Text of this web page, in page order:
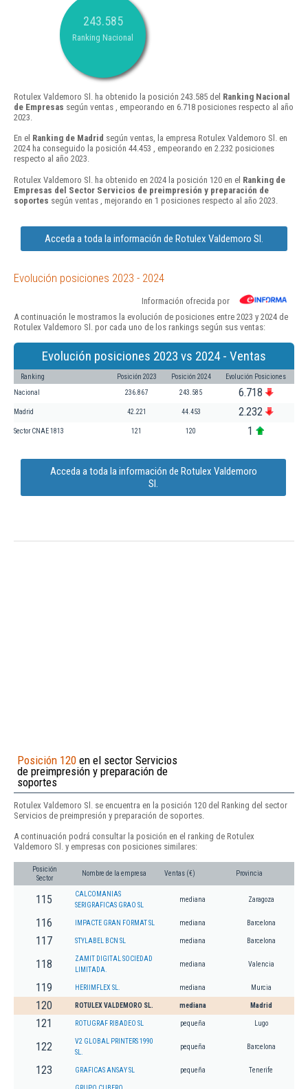
243.585
Ranking Nacional
Rotulex Valdemoro Sl. ha obtenido la posición 243.585 del Ranking Nacional
de Empresas según ventas , empeorando en 6.718 posiciones respecto al año
2023.
En el Ranking de Madrid según ventas, la empresa Rotulex Valdemoro Sl. en
2024 ha conseguido la posición 44.453 , empeorando en 2.232 posiciones
respecto al año 2023.
Rotulex Valdemoro Sl. ha obtenido en 2024 la posición 120 en el Ranking de
Empresas del Sector Servicios de preimpresión y preparación de
soportes según ventas , mejorando en 1 posiciones respecto al año 2023.
Acceda a toda la información de Rotulex Valdemoro Sl.
Evolución posiciones 2023 - 2024
Información ofrecida por
A continuación le mostramos la evolución de posiciones entre 2023 y 2024 de
Rotulex Valdemoro Sl. por cada uno de los rankings según sus ventas:
Evolución posiciones 2023 vs 2024 - Ventas
Ranking Posición 2023 Posición 2024 Evolución Posiciones
Nacional 236.867 243.585 6.718
Madrid 42.221 44.453 2.232
Sector CNAE 1813 121 120 1
Acceda a toda la información de Rotulex Valdemoro
Sl.
Posición 120 en el sector Servicios
de preimpresión y preparación de
soportes
Rotulex Valdemoro Sl. se encuentra en la posición 120 del Ranking del sector
Servicios de preimpresión y preparación de soportes.
A continuación podrá consultar la posición en el ranking de Rotulex
Valdemoro Sl. y empresas con posiciones similares:
Posición
Sector
Nombre de la empresa Ventas (€) Provincia
115
CALCOMANIAS
SERIGRAFICAS GRAO SL
mediana Zaragoza
116 IMPACTE GRAN FORMAT SL mediana Barcelona
117 STYLABEL BCN SL mediana Barcelona
118
ZAMIT DIGITAL SOCIEDAD
LIMITADA.
mediana Valencia
119 HERIIMFLEX SL. mediana Murcia
120 ROTULEX VALDEMORO SL. mediana Madrid
121 ROTUGRAF RIBADEO SL pequeña Lugo
122
V2 GLOBAL PRINTERS 1990
SL.
pequeña Barcelona
123 GRAFICAS ANSAY SL pequeña Tenerife